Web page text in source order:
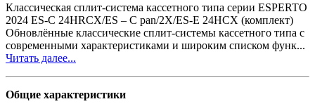
Классическая сплит-система кассетного типа серии ESPERTO
2024 ES-C 24HRCX/ES – C pan/2X/ES-E 24HCX (комплект)
Обновлённые классические сплит-системы кассетного типа с
современными характеристиками и широким списком функ...
Читать далее...
Общие характеристики